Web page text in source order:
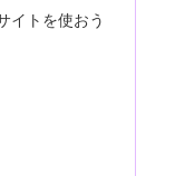
イトを使おう